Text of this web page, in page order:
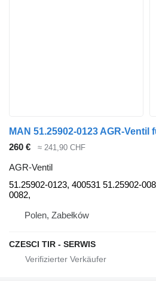
260 € ≈ 241,90 CHF
AGR-Ventil
51.25902-0123, 400531 51.25902-
0082,
Polen, Zabełków
CZESCI TIR - SERWIS